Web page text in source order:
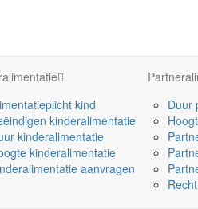
kind
kinderalimentatie
kinderalimentatie
kinderalimentatie
aanvragen
Duur